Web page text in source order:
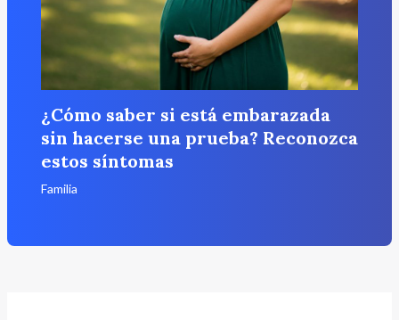
¿Cómo saber si está embarazada
sin hacerse una prueba? Reconozca
estos síntomas
Familia